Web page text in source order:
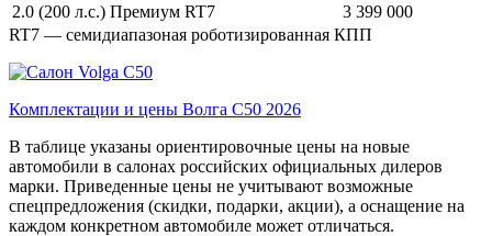
2.0 (200 л.с.) Премиум RT7
3 399 000
RT7 — семидиапазоная роботизированная КПП
Комплектации и цены Волга С50 2026
В таблице указаны ориентировочные цены на новые
автомобили в салонах российских официальных дилеров
марки. Приведенные цены не учитывают возможные
спецпредложения (скидки, подарки, акции), а оснащение на
каждом конкретном автомобиле может отличаться.